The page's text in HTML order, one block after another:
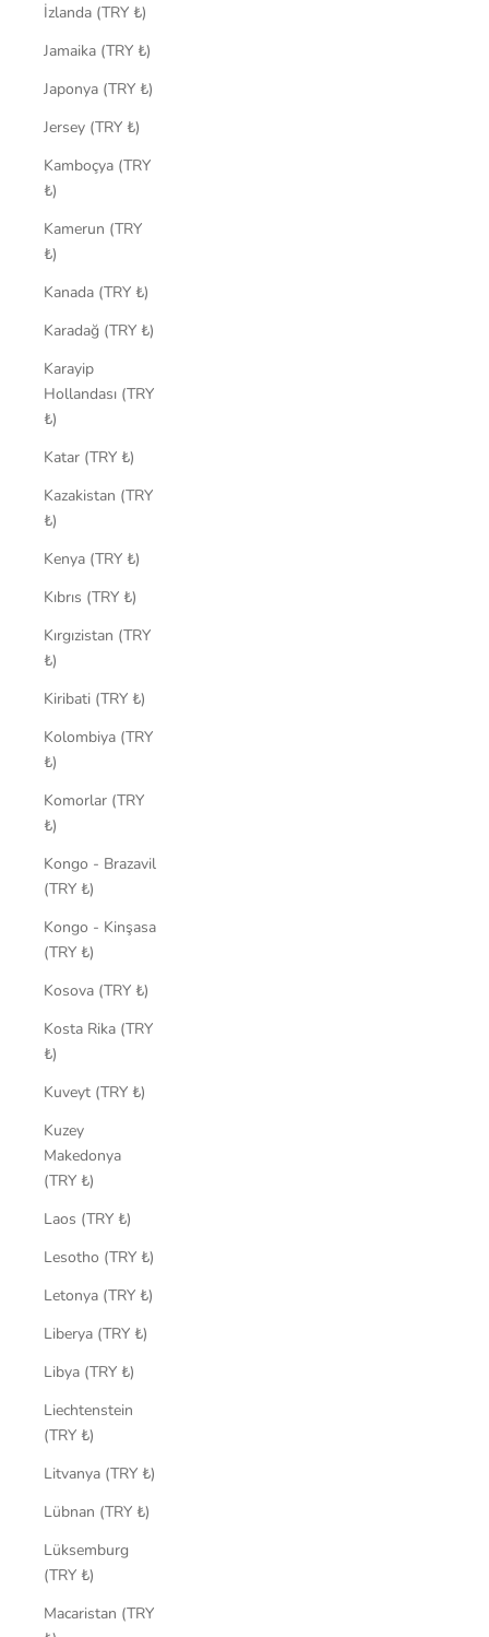
İzlanda (TRY ₺)
Jamaika (TRY ₺)
Japonya (TRY ₺)
Jersey (TRY ₺)
Kamboçya (TRY
₺)
Kamerun (TRY
₺)
Kanada (TRY ₺)
Karadağ (TRY ₺)
Karayip
Hollandası (TRY
₺)
Katar (TRY ₺)
Kazakistan (TRY
₺)
Kenya (TRY ₺)
Kıbrıs (TRY ₺)
Kırgızistan (TRY
₺)
Kiribati (TRY ₺)
Kolombiya (TRY
₺)
Komorlar (TRY
₺)
Kongo - Brazavil
(TRY ₺)
Kongo - Kinşasa
(TRY ₺)
Kosova (TRY ₺)
Kosta Rika (TRY
₺)
Kuveyt (TRY ₺)
Kuzey
Makedonya
(TRY ₺)
Laos (TRY ₺)
Lesotho (TRY ₺)
Letonya (TRY ₺)
Liberya (TRY ₺)
Libya (TRY ₺)
Liechtenstein
(TRY ₺)
Litvanya (TRY ₺)
Lübnan (TRY ₺)
Lüksemburg
(TRY ₺)
Macaristan (TRY